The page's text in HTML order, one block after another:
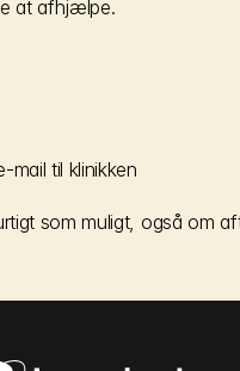
at afhjælpe.
mail til klinikken
som muligt, også om